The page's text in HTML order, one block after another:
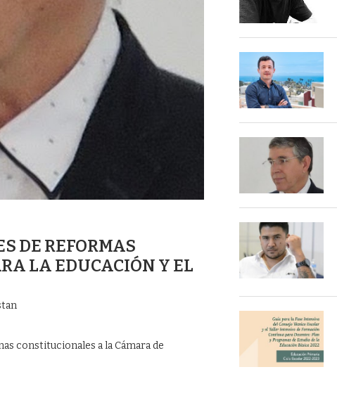
DE REFORMAS
LA EDUCACIÓN Y EL
constitucionales a la Cámara de